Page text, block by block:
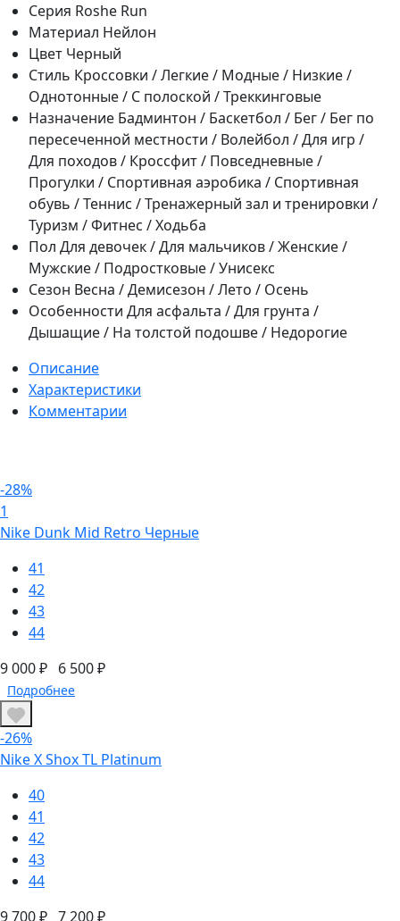
Серия Roshe Run
Материал Нейлон
Цвет Черный
Стиль Кроссовки / Легкие / Модные / Низкие /
Однотонные / С полоской / Треккинговые
Назначение Бадминтон / Баскетбол / Бег / Бег по
пересеченной местности / Волейбол / Для игр /
Для походов / Кроссфит / Повседневные /
Прогулки / Спортивная аэробика / Спортивная
обувь / Теннис / Тренажерный зал и тренировки /
Туризм / Фитнес / Ходьба
Пол Для девочек / Для мальчиков / Женские /
Мужские / Подростковые / Унисекс
Сезон Весна / Демисезон / Лето / Осень
Особенности Для асфальта / Для грунта /
Дышащие / На толстой подошве / Недорогие
Описание
Характеристики
Комментарии
-28%
1
Nike Dunk Mid Retro Черные
41
42
43
44
9 000 ₽ 6 500 ₽
Подробнее
-26%
Nike X Shox TL Platinum
40
41
42
43
44
9 700 ₽ 7 200 ₽